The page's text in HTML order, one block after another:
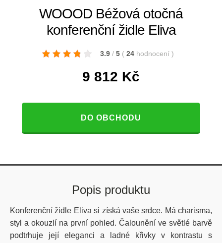
WOOOD Béžová otočná
konferenční židle Eliva
3.9 / 5 ( 24 hodnocení )
9 812 Kč
DO OBCHODU
Popis produktu
Konferenční židle Eliva si získá vaše srdce. Má charisma,
styl a okouzlí na první pohled. Čalounění ve světlé barvě
podtrhuje její eleganci a ladné křivky v kontrastu s